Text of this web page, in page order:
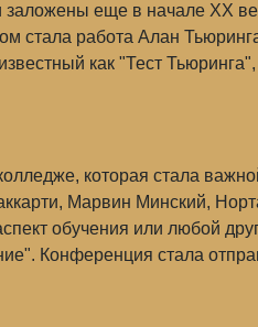
еще в начале XX
стала работа Алан
как "Тест
которая стала
Марвин Минский,
обучения или любой
Конференция стала